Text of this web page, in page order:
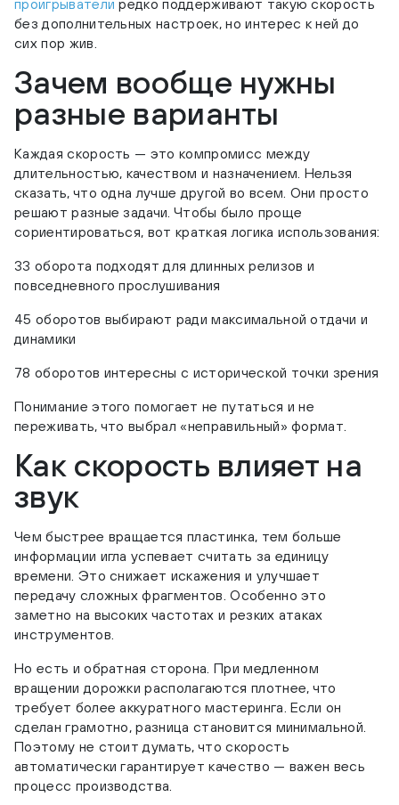
проигрыватели редко поддерживают такую скорость
без дополнительных настроек, но интерес к ней до
сих пор жив.
Зачем вообще нужны
разные варианты
Каждая скорость — это компромисс между
длительностью, качеством и назначением. Нельзя
сказать, что одна лучше другой во всем. Они просто
решают разные задачи. Чтобы было проще
сориентироваться, вот краткая логика использования:
33 оборота подходят для длинных релизов и
повседневного прослушивания
45 оборотов выбирают ради максимальной отдачи и
динамики
78 оборотов интересны с исторической точки зрения
Понимание этого помогает не путаться и не
переживать, что выбрал «неправильный» формат.
Как скорость влияет на
звук
Чем быстрее вращается пластинка, тем больше
информации игла успевает считать за единицу
времени. Это снижает искажения и улучшает
передачу сложных фрагментов. Особенно это
заметно на высоких частотах и резких атаках
инструментов.
Но есть и обратная сторона. При медленном
вращении дорожки располагаются плотнее, что
требует более аккуратного мастеринга. Если он
сделан грамотно, разница становится минимальной.
Поэтому не стоит думать, что скорость
автоматически гарантирует качество — важен весь
процесс производства.